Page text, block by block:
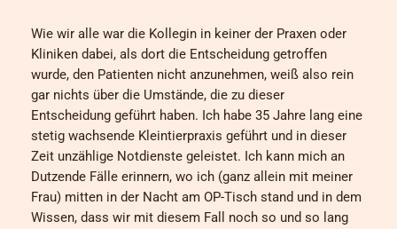
Wie wir alle war die Kollegin in keiner der Praxen oder
Kliniken dabei, als dort die Entscheidung getroffen
wurde, den Patienten nicht anzunehmen, weiß also rein
gar nichts über die Umstände, die zu dieser
Entscheidung geführt haben. Ich habe 35 Jahre lang eine
stetig wachsende Kleintierpraxis geführt und in dieser
Zeit unzählige Notdienste geleistet. Ich kann mich an
Dutzende Fälle erinnern, wo ich (ganz allein mit meiner
Frau) mitten in der Nacht am OP-Tisch stand und in dem
Wissen, dass wir mit diesem Fall noch so und so lang